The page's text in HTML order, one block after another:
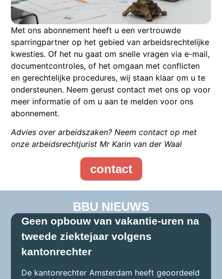
Met ons abonnement heeft u een vertrouwde
sparringpartner op het gebied van arbeidsrechtelijke
kwesties. Of het nu gaat om snelle vragen via e-mail,
documentcontroles, of het omgaan met conflicten
en gerechtelijke procedures, wij staan klaar om u te
ondersteunen. Neem gerust contact met ons op voor
meer informatie of om u aan te melden voor ons
abonnement.
Advies over arbeidszaken? Neem contact op met
onze arbeidsrechtjurist Mr Karin van der Waal
contact
BBU NIEUWS
Geen opbouw van vakantie-uren na
tweede ziektejaar volgens
kantonrechter
De kantonrechter Amsterdam heeft geoordeeld